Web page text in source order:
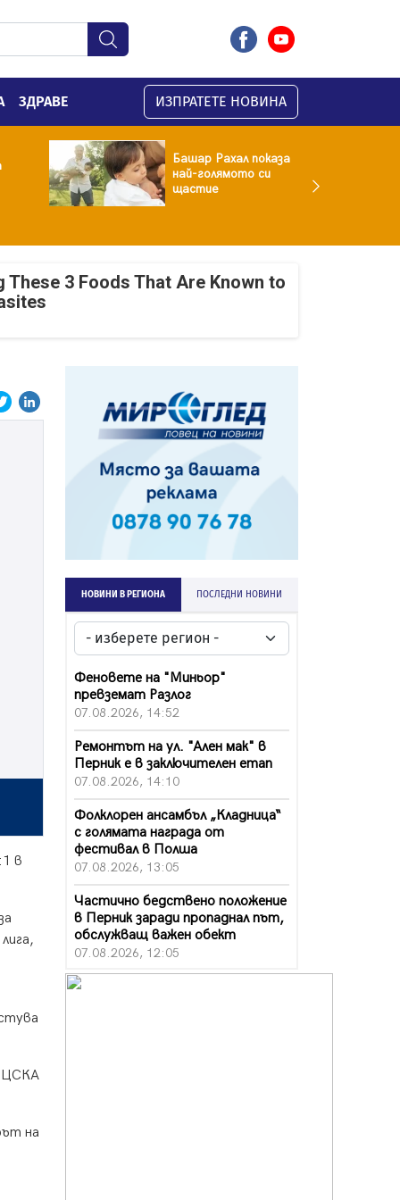
ЗДРАВЕ ИЗПРАТЕТЕ НОВИНА
Башар Рахал показа
най-голямото си
щастие
These 3 Foods That Are Known to
в
ЦСКА
на
НОВИНИ В РЕГИОНА ПОСЛЕДНИ НОВИНИ
Феновете на "Миньор"
превземат Разлог
07.08.2026, 14:52
Ремонтът на ул. "Ален мак" в
Перник е в заключителен етап
07.08.2026, 14:10
Фолклорен ансамбъл „Кладница“
с голямата награда от
фестивал в Полша
07.08.2026, 13:05
Частично бедствено положение
в Перник заради пропаднал път,
обслужващ важен обект
07.08.2026, 12:05
Да отговорим на жегите с филм